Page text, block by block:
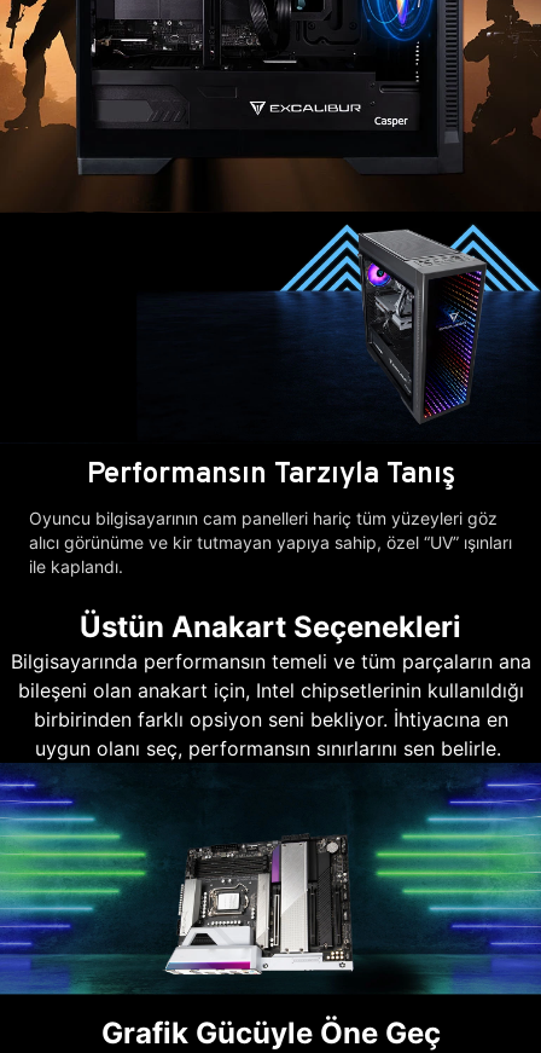
Performansın Tarzıyla Tanış
Oyuncu bilgisayarının cam panelleri hariç tüm yüzeyleri göz
alıcı görünüme ve kir tutmayan yapıya sahip, özel “UV” ışınları
ile kaplandı.
Üstün Anakart Seçenekleri
Bilgisayarında performansın temeli ve tüm parçaların ana
bileşeni olan anakart için, Intel chipsetlerinin kullanıldığı
birbirinden farklı opsiyon seni bekliyor. İhtiyacına en
uygun olanı seç, performansın sınırlarını sen belirle.
Grafik Gücüyle Öne Geç